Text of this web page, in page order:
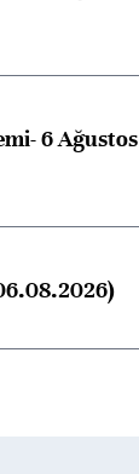
6 Ağustos